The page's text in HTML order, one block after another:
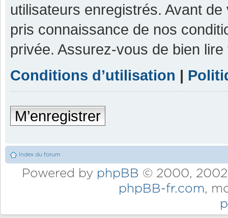
utilisateurs enregistrés. Avant
pris connaissance de nos
privée. Assurez-vous de bien
Conditions d’utilisation |
M’enregistrer
Index du forum
Powered by phpBB © 2000,
phpBB-fr.com,